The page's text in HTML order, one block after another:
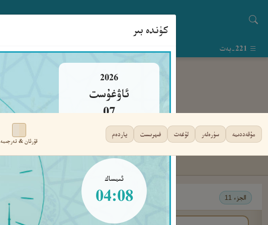
كۈندە بىر
2026
ئاۋغۇست
07
جۈمە
ئىمساك
04:08
مۇقەددىمە سۈرەلەر لۇغەت فىھرىست ياردەم
قۇرئان & تەرجىمە
الجزء 11